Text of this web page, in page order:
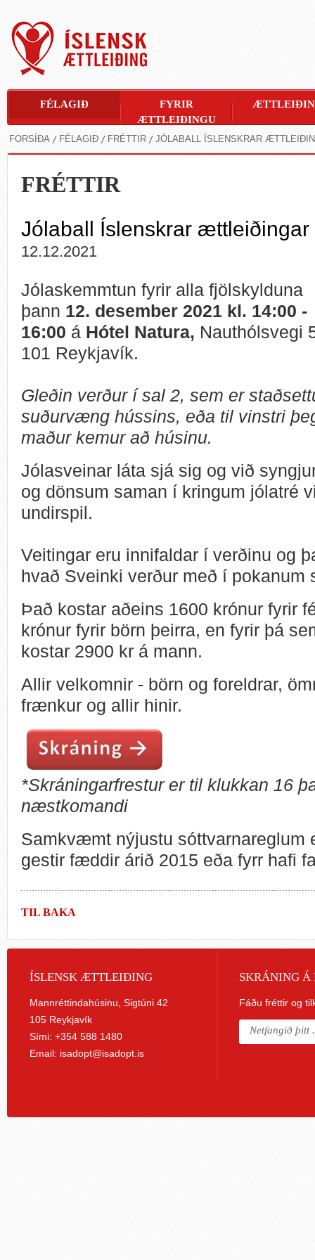
FORSÍÐA FÉLAGIÐ FRÉTTIR JÓLABALL ÍSLENSKRAR
FRÉTTIR
Jólaball Íslenskrar ættleiðingar
12.12.2021
Jólaskemmtun fyrir alla fjölskylduna
þann 12. desember 2021 kl. 14:00 -
16:00 á Hótel Natura, Nauthólsvegi
101 Reykjavík.
Gleðin verður í sal 2, sem er
suðurvæng hússins, eða til vinstri
maður kemur að húsinu.
Jólasveinar láta sjá sig og við
og dönsum saman í kringum jólatré
undirspil.
Veitingar eru innifaldar í verðinu og
hvað Sveinki verður með í pokanum
Það kostar aðeins 1600 krónur fyrir
krónur fyrir börn þeirra, en fyrir þá
kostar 2900 kr á mann.
Allir velkomnir - börn og foreldrar,
frænkur og allir hinir.
*Skráningarfrestur er til klukkan 16
næstkomandi
Samkvæmt nýjustu sóttvarnareglum
gestir fæddir árið 2015 eða fyrr hafi
TIL BAKA
FÉLAGIÐ
FYRIR
ÆTTLEIÐINGU
ÍSLENSK ÆTTLEIÐING
Mannréttindahúsinu, Sigtúni 42
105 Reykjavík
Sími: +354 588 1480
Email: isadopt@isadopt.is
SKRÁNING Á
Fáðu fréttir og